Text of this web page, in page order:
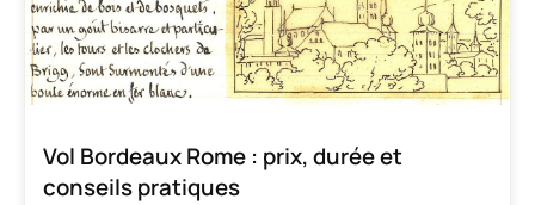
Vol Bordeaux Rome : prix, durée et
conseils pratiques